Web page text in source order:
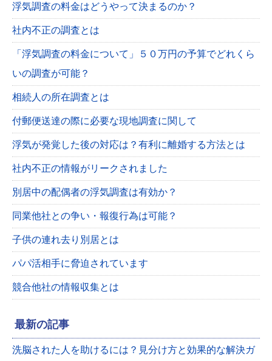
浮気調査の料金はどうやって決まるのか？
社内不正の調査とは
「浮気調査の料金について」５０万円の予算でどれくら
いの調査が可能？
相続人の所在調査とは
付郵便送達の際に必要な現地調査に関して
浮気が発覚した後の対応は？有利に離婚する方法とは
社内不正の情報がリークされました
別居中の配偶者の浮気調査は有効か？
同業他社との争い・報復行為は可能？
子供の連れ去り別居とは
パパ活相手に脅迫されています
競合他社の情報収集とは
最新の記事
洗脳された人を助けるには？見分け方と効果的な解決ガ